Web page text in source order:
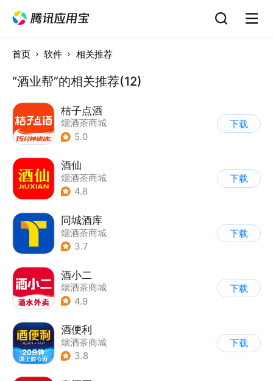
首页 软件 相关推荐
“酒业帮”的相关推荐(12)
桔子点酒
烟酒茶商城
5.0
下载
酒仙
烟酒茶商城
4.8
下载
同城酒库
烟酒茶商城
3.7
下载
酒小二
烟酒茶商城
4.9
下载
酒便利
烟酒茶商城
3.8
下载